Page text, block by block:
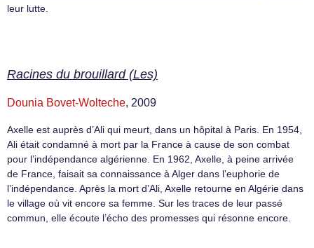
leur lutte.
Racines du brouillard (Les)
Dounia Bovet-Wolteche, 2009
Axelle est auprès d’Ali qui meurt, dans un hôpital à Paris. En 1954,
Ali était condamné à mort par la France à cause de son combat
pour l’indépendance algérienne. En 1962, Axelle, à peine arrivée
de France, faisait sa connaissance à Alger dans l’euphorie de
l’indépendance. Après la mort d’Ali, Axelle retourne en Algérie dans
le village où vit encore sa femme. Sur les traces de leur passé
commun, elle écoute l’écho des promesses qui résonne encore.